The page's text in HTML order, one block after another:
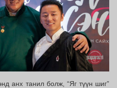
анх танил болж, “Яг түүн шиг”